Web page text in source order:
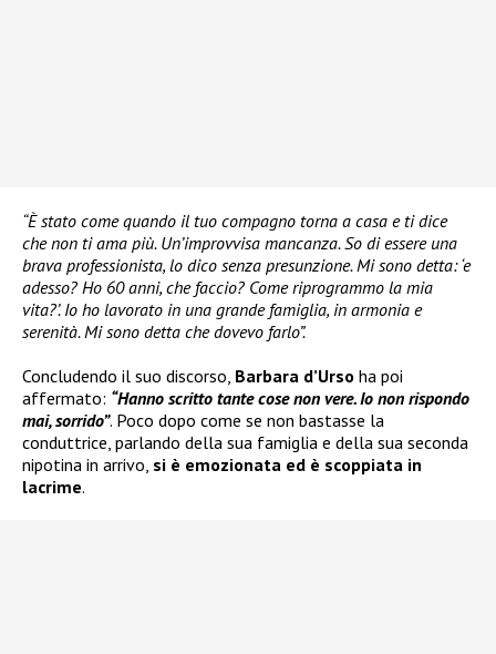
“È stato come quando il tuo compagno torna a casa e ti dice
che non ti ama più. Un’improvvisa mancanza. So di essere una
brava professionista, lo dico senza presunzione. Mi sono detta: ‘e
adesso? Ho 60 anni, che faccio? Come riprogrammo la mia
vita?’. Io ho lavorato in una grande famiglia, in armonia e
serenità. Mi sono detta che dovevo farlo”.
Concludendo il suo discorso, Barbara d’Urso ha poi
affermato: “Hanno scritto tante cose non vere. Io non rispondo
mai, sorrido”. Poco dopo come se non bastasse la
conduttrice, parlando della sua famiglia e della sua seconda
nipotina in arrivo, si è emozionata ed è scoppiata in
lacrime.